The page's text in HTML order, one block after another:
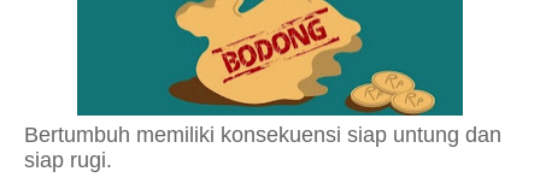
Bertumbuh memiliki konsekuensi siap untung dan
siap rugi.